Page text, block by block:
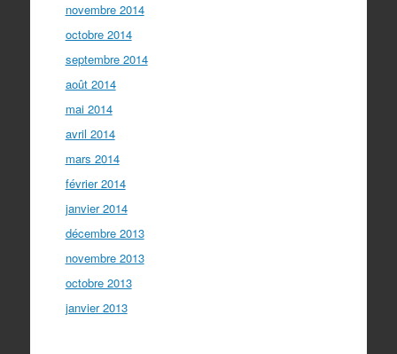
novembre 2014
octobre 2014
septembre 2014
août 2014
mai 2014
avril 2014
mars 2014
février 2014
janvier 2014
décembre 2013
novembre 2013
octobre 2013
janvier 2013